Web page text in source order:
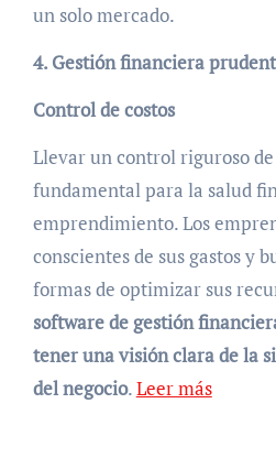
un solo mercado.
4. Gestión financiera
Control de costos
Llevar un control riguroso de
fundamental para la salud
emprendimiento. Los
conscientes de sus gastos y
formas de optimizar sus
software de gestión
tener una visión clara de la
del negocio.Leer más